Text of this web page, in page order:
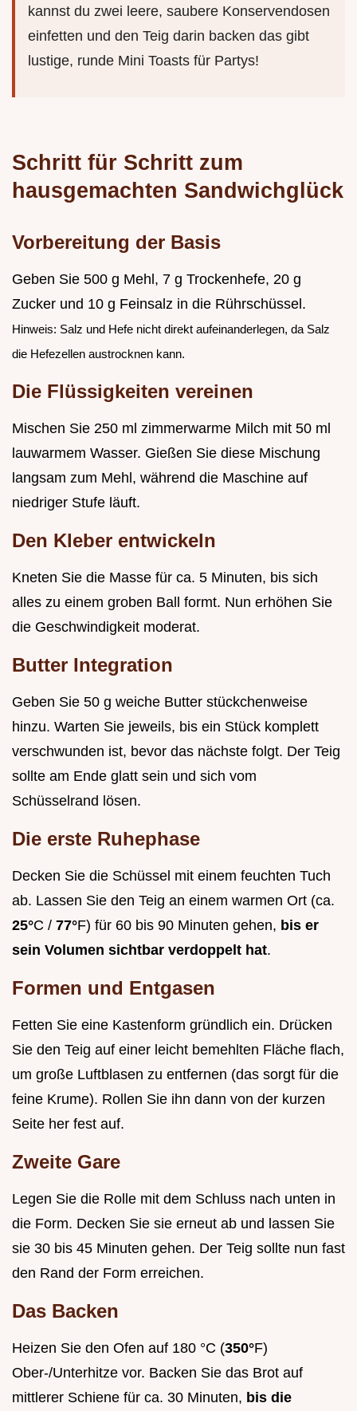
kannst du zwei leere, saubere Konservendosen
einfetten und den Teig darin backen das gibt
lustige, runde Mini Toasts für Partys!
Schritt für Schritt zum
hausgemachten Sandwichglück
Vorbereitung der Basis
Geben Sie 500 g Mehl, 7 g Trockenhefe, 20 g
Zucker und 10 g Feinsalz in die Rührschüssel.
Hinweis: Salz und Hefe nicht direkt aufeinanderlegen, da Salz
die Hefezellen austrocknen kann.
Die Flüssigkeiten vereinen
Mischen Sie 250 ml zimmerwarme Milch mit 50 ml
lauwarmem Wasser. Gießen Sie diese Mischung
langsam zum Mehl, während die Maschine auf
niedriger Stufe läuft.
Den Kleber entwickeln
Kneten Sie die Masse für ca. 5 Minuten, bis sich
alles zu einem groben Ball formt. Nun erhöhen Sie
die Geschwindigkeit moderat.
Butter Integration
Geben Sie 50 g weiche Butter stückchenweise
hinzu. Warten Sie jeweils, bis ein Stück komplett
verschwunden ist, bevor das nächste folgt. Der Teig
sollte am Ende glatt sein und sich vom
Schüsselrand lösen.
Die erste Ruhephase
Decken Sie die Schüssel mit einem feuchten Tuch
ab. Lassen Sie den Teig an einem warmen Ort (ca.
25°C / 77°F) für 60 bis 90 Minuten gehen, bis er
sein Volumen sichtbar verdoppelt hat.
Formen und Entgasen
Fetten Sie eine Kastenform gründlich ein. Drücken
Sie den Teig auf einer leicht bemehlten Fläche flach,
um große Luftblasen zu entfernen (das sorgt für die
feine Krume). Rollen Sie ihn dann von der kurzen
Seite her fest auf.
Zweite Gare
Legen Sie die Rolle mit dem Schluss nach unten in
die Form. Decken Sie sie erneut ab und lassen Sie
sie 30 bis 45 Minuten gehen. Der Teig sollte nun fast
den Rand der Form erreichen.
Das Backen
Heizen Sie den Ofen auf 180 °C (350°F)
Ober-/Unterhitze vor. Backen Sie das Brot auf
mittlerer Schiene für ca. 30 Minuten, bis die